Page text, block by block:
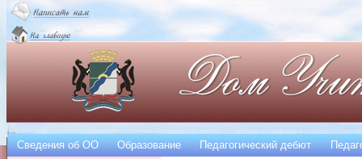
Сведения об OO Образование Педагогический дебют